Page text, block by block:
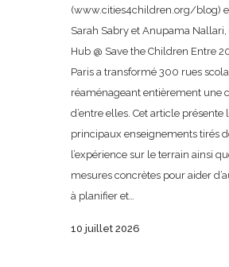
(www.cities4children.org/blog)
Sarah Sabry et Anupama Nallari,
Hub @ Save the Children Entre
Paris a transformé 300 rues
réaménageant entièrement une
d’entre elles. Cet article présente
principaux enseignements tirés
l’expérience sur le terrain ainsi
mesures concrètes pour aider
à planifier et…
10 juillet 2026